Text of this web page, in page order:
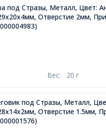
под Стразы, Металл, Цвет:
Отверстие 2мм,
Вес: 20 г
под Стразы, Металл,
Отверстие 1.5мм,